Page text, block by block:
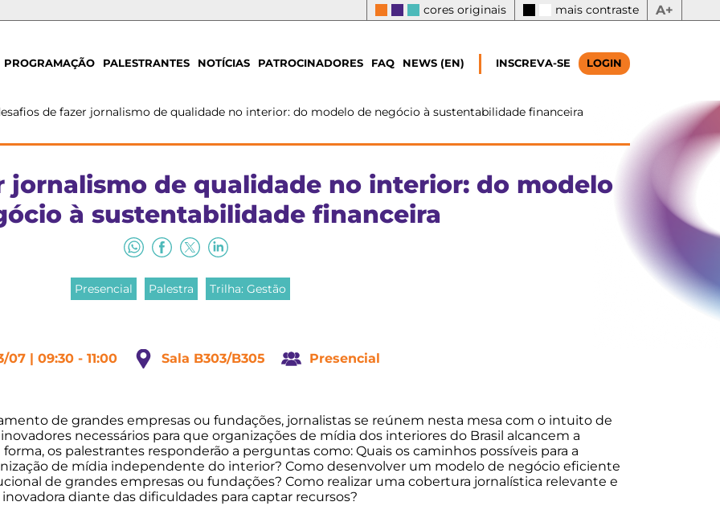
cores originais mais contraste A+
PROGRAMAÇÃO PALESTRANTES NOTÍCIAS PATROCINADORES FAQ NEWS (EN) INSCREVA-SE LOGIN
de fazer jornalismo de qualidade no interior: do modelo de negócio à sustentabilidade financeira
jornalismo de qualidade no interior: do modelo
à sustentabilidade financeira
Presencial Palestra Trilha: Gestão
07 | 09:30 - 11:00 Sala B303/B305 Presencial
de grandes empresas ou fundações, jornalistas se reúnem nesta mesa com o intuito de
necessários para que organizações de mídia dos interiores do Brasil alcancem a
os palestrantes responderão a perguntas como: Quais os caminhos possíveis para a
de mídia independente do interior? Como desenvolver um modelo de negócio eficiente
de grandes empresas ou fundações? Como realizar uma cobertura jornalística relevante e
inovadora diante das dificuldades para captar recursos?